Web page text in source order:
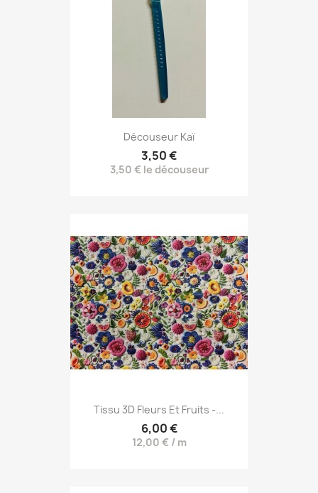
Découseur Kaï
3,50 €
3,50 € le découseur
Tissu 3D Fleurs Et Fruits -...
6,00 €
12,00 € / m